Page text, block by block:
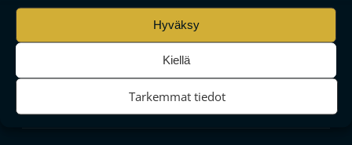
Hyväksy
Kiellä
Tarkemmat tiedot
SEURAA MEITÄ SOMESSA